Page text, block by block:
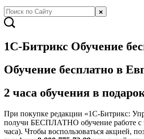
1С-Битрикс Обучение
Обучение бесплатно в
2 часа обучения в
При покупке редакции «1С-Битрикс:
получи БЕСПЛАТНО обучение работе с
часа). Чтобы воспользоваться акцией,